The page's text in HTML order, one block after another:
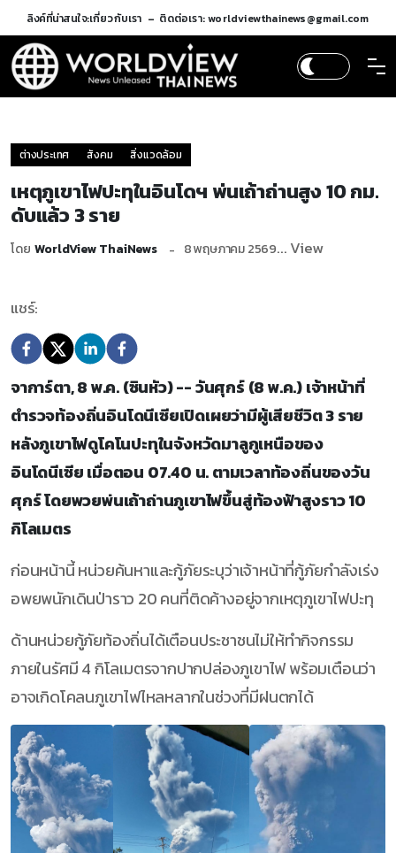
ลิงค์ที่น่าสนใจ:เกี่ยวกับเรา ติดต่อเรา: worldviewthainews@gmail.com
ต่างประเทศ สังคม สิ่งแวดล้อม
เหตุภูเขาไฟปะทุในอินโดฯ พ่นเถ้าถ่านสูง 10 กม.
ดับแล้ว 3 ราย
โดย WorldView ThaiNews 8 พฤษภาคม 2569... View
แชร์:
จาการ์ตา, 8 พ.ค. (ซินหัว) -- วันศุกร์ (8 พ.ค.) เจ้าหน้าที่
ตำรวจท้องถิ่นอินโดนีเซียเปิดเผยว่ามีผู้เสียชีวิต 3 ราย
หลังภูเขาไฟดูโคโนปะทุในจังหวัดมาลูกูเหนือของ
อินโดนีเซีย เมื่อตอน 07.40 น. ตามเวลาท้องถิ่นของวัน
ศุกร์ โดยพวยพ่นเถ้าถ่านภูเขาไฟขึ้นสู่ท้องฟ้าสูงราว 10
กิโลเมตร
ก่อนหน้านี้ หน่วยค้นหาและกู้ภัยระบุว่าเจ้าหน้าที่กู้ภัยกำลังเร่ง
อพยพนักเดินป่าราว 20 คนที่ติดค้างอยู่จากเหตุภูเขาไฟปะทุ
ด้านหน่วยกู้ภัยท้องถิ่นได้เตือนประชาชนไม่ให้ทำกิจกรรม
ภายในรัศมี 4 กิโลเมตรจากปากปล่องภูเขาไฟ พร้อมเตือนว่า
อาจเกิดโคลนภูเขาไฟไหลหลากในช่วงที่มีฝนตกได้